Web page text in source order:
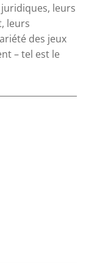
leurs
leurs
des jeux
– tel est le